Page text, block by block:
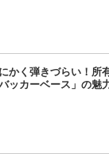
かく弾きづらい！所
ッカーベース」の魅